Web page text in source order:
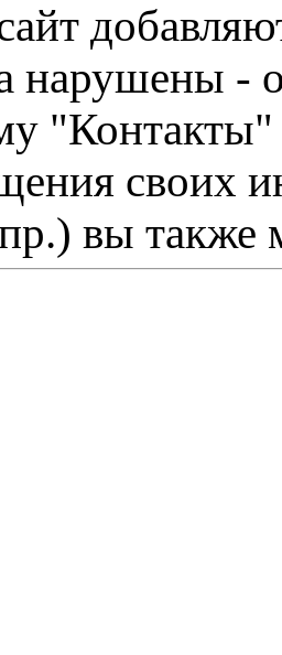
нарушены -
"Контакты"
своих
вы также